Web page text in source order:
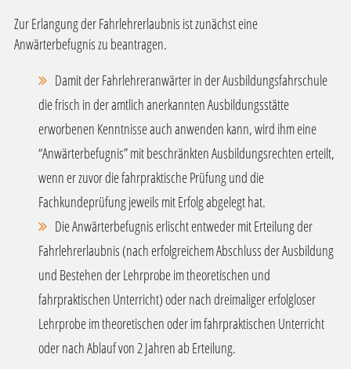
Zur Erlangung der Fahrlehrerlaubnis ist zunächst eine
Anwärterbefugnis zu beantragen.
Damit der Fahrlehreranwärter in der Ausbildungsfahrschule
die frisch in der amtlich anerkannten Ausbildungsstätte
erworbenen Kenntnisse auch anwenden kann, wird ihm eine
“Anwärterbefugnis” mit beschränkten Ausbildungsrechten erteilt,
wenn er zuvor die fahrpraktische Prüfung und die
Fachkundeprüfung jeweils mit Erfolg abgelegt hat.
Die Anwärterbefugnis erlischt entweder mit Erteilung der
Fahrlehrerlaubnis (nach erfolgreichem Abschluss der Ausbildung
und Bestehen der Lehrprobe im theoretischen und
fahrpraktischen Unterricht) oder nach dreimaliger erfolgloser
Lehrprobe im theoretischen oder im fahrpraktischen Unterricht
oder nach Ablauf von 2 Jahren ab Erteilung.